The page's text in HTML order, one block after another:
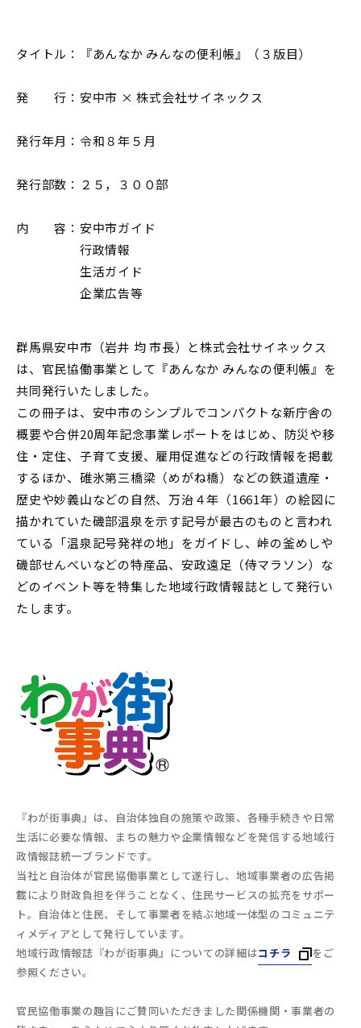
タイトル：『あんなか みんなの便利帳』（３版目）
発 行：安中市 × 株式会社サイネックス
発行年月：令和８年５月
発行部数：２５，３００部
内 容：安中市ガイド
行政情報
生活ガイド
企業広告等
群馬県安中市（岩井 均 市長）と株式会社サイネックス
は、官民協働事業として『あんなか みんなの便利帳』を
共同発行いたしました。
この冊子は、安中市のシンプルでコンパクトな新庁舎の
概要や合併20周年記念事業レポートをはじめ、防災や移
住・定住、子育て支援、雇用促進などの行政情報を掲載
するほか、碓氷第三橋梁（めがね橋）などの鉄道遺産・
歴史や妙義山などの自然、万治４年（1661年）の絵図に
描かれていた磯部温泉を示す記号が最古のものと言われ
ている「温泉記号発祥の地」をガイドし、峠の釜めしや
磯部せんべいなどの特産品、安政遠足（侍マラソン）な
どのイベント等を特集した地域行政情報誌として発行い
たします。
『わが街事典』は、自治体独自の施策や政策、各種手続きや日常
生活に必要な情報、まちの魅力や企業情報などを発信する地域行
政情報誌統一ブランドです。
当社と自治体が官民協働事業として遂行し、地域事業者の広告掲
載により財政負担を伴うことなく、住民サービスの拡充をサポー
ト。自治体と住民、そして事業者を結ぶ地域一体型のコミュニテ
ィメディアとして発行しています。
地域行政情報誌『わが街事典』についての詳細はコチラ
をご
参照ください。
官民協働事業の趣旨にご賛同いただきました関係機関・事業者の